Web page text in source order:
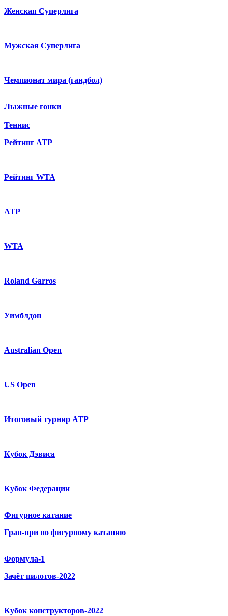
Женская Суперлига
Мужская Суперлига
Чемпионат мира (гандбол)
Лыжные гонки
Теннис
Рейтинг ATP
Рейтинг WTA
ATP
WTA
Roland Garros
Уимблдон
Australian Open
US Open
Итоговый турнир ATP
Кубок Дэвиса
Кубок Федерации
Фигурное катание
Гран-при по фигурному катанию
Формула-1
Зачёт пилотов-2022
Кубок конструкторов-2022